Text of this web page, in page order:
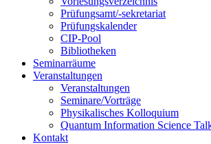
Prüfungsamt/-sekretariat
Prüfungskalender
CIP-Pool
Bibliotheken
Seminarräume
Veranstaltungen
Veranstaltungen
Seminare/Vorträge
Physikalisches Kolloquium
Quantum Information Science
Kontakt